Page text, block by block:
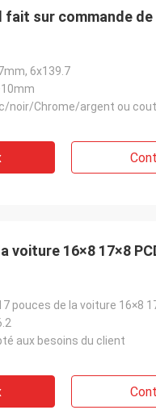
fait sur commande
6x139.7
noir/Chrome/argent ou
voiture 16×8 17×8
pouces de la voiture 16×8
aux besoins du client